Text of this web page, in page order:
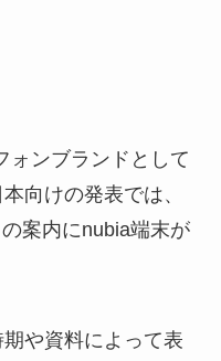
ォンブランドとして
向けの発表では、
案内にnubia端末が
や資料によって表